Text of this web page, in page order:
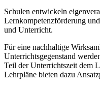
Schulen entwickeln
Lernkompetenzförderung
und Unterricht.
Für eine nachhaltige
Unterrichtsgegenstand
Teil der Unterrichtszeit dem
Lehrpläne bieten dazu